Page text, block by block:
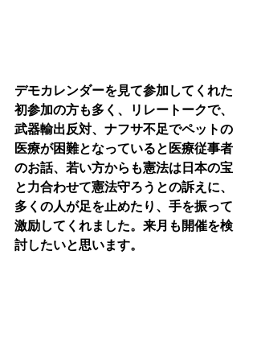
デモカレンダーを見て参加してくれた
初参加の方も多く、リレートークで、
武器輸出反対、ナフサ不足でペットの
医療が困難となっていると医療従事者
のお話、若い方からも憲法は日本の宝
と力合わせて憲法守ろうとの訴えに、
多くの人が足を止めたり、手を振って
激励してくれました。来月も開催を検
討したいと思います。